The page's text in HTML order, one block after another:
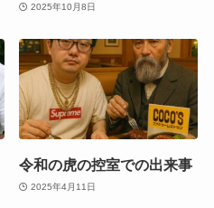
2025年10月8日
令和の虎の控室での出来事
2025年4月11日